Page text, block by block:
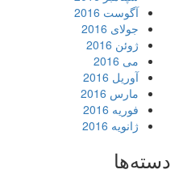
آگوست 2016
جولای 2016
ژوئن 2016
می 2016
آوریل 2016
مارس 2016
فوریه 2016
ژانویه 2016
دسته‌ها